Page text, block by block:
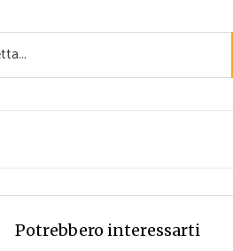
Utility
Alimenti
Rumors
Potrebbero interessarti